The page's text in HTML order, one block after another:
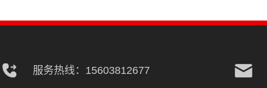
服务热线：15603812677